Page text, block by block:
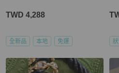
TWD 4,288
全新品 本地 免運